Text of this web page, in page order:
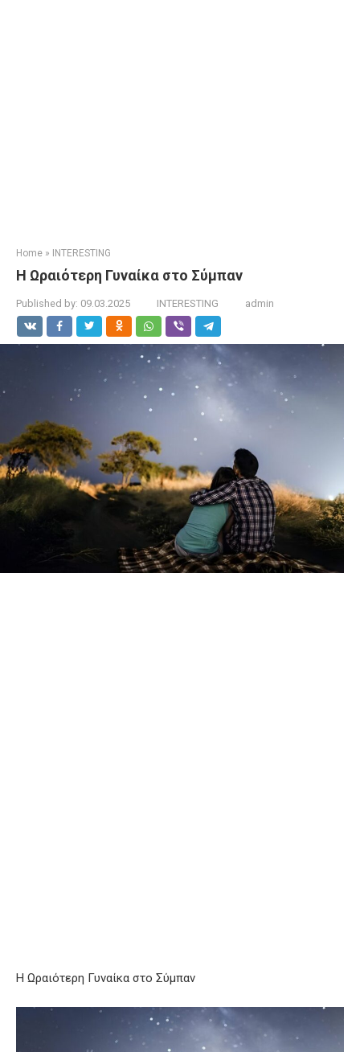
Home » INTERESTING
Η Ωραιότερη Γυναίκα στο Σύμπαν
Published by: 09.03.2025 INTERESTING admin
Η Ωραιότερη Γυναίκα στο Σύμπαν